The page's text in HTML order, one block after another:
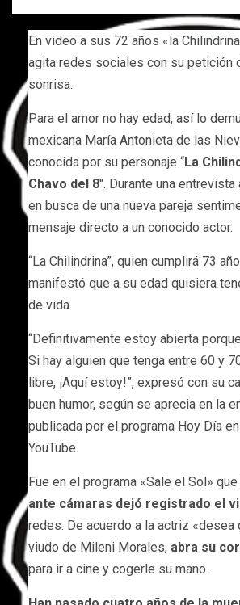
En video a sus 72 años «la
agita redes sociales con su petición
sonrisa.
Para el amor no hay edad, así lo
mexicana María Antonieta de las
conocida por su personaje “La
Chavo del 8″. Durante una
en busca de una nueva pareja
mensaje directo a un conocido actor.
“La Chilindrina”, quien cumplirá 73
manifestó que a su edad quisiera
de vida.
“Definitivamente estoy abierta
Si hay alguien que tenga entre 60 y
libre, ¡Aquí estoy!”, expresó con su
buen humor, según se aprecia en la
publicada por el programa Hoy Día
YouTube.
Fue en el programa «Sale el Sol» que
ante cámaras dejó registrado el
redes. De acuerdo a la actriz «desea
viudo de Mileni Morales, abra su
para ir a cine y cogerle su mano.